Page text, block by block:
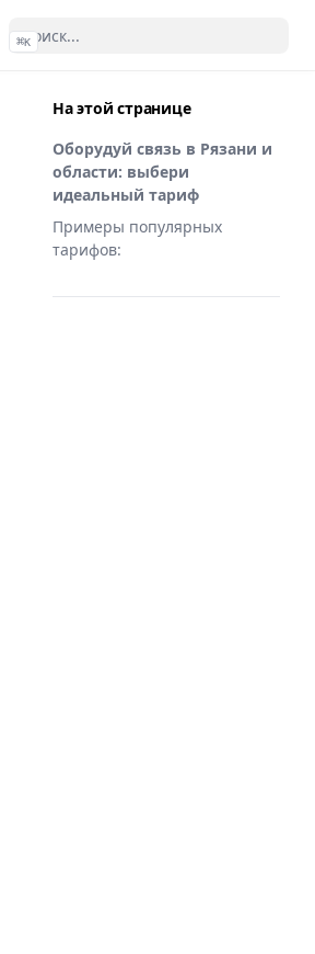
⌘K
На этой странице
Оборудуй связь в Рязани и
области: выбери
идеальный тариф
Примеры популярных
тарифов: